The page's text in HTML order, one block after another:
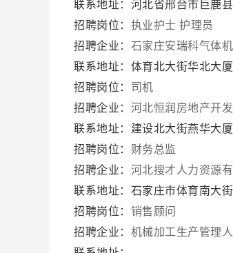
联系地址：河北省邢台市巨鹿
招聘岗位： 执业护士 护理员
招聘企业： 石家庄安瑞科气体
联系地址：体育北大街华北大厦
招聘岗位： 司机
招聘企业： 河北恒润房地产开
联系地址：建设北大街燕华大
招聘岗位： 财务总监
招聘企业： 河北搜才人力资源
联系地址：石家庄市体育南大
招聘岗位： 销售顾问
招聘企业： 机械加工生产管理